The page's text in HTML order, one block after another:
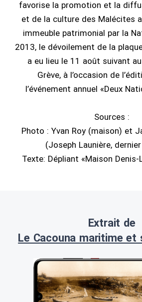
favorise la promotion et la
et de la culture des Malécites
immeuble patrimonial par la
2013, le dévoilement de la
a eu lieu le 11 août suivant
Grève, à l’occasion de
l’événement annuel «Deux
Sources :
Photo : Yvan Roy (maison) et
(Joseph Launière,
Texte: Dépliant «Maison Denis-
Extrait de
Le Cacouna maritime et